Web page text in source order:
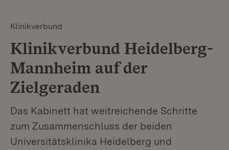
Klinikverbund
Klinikverbund Heidelberg-
Mannheim auf der
Zielgeraden
Das Kabinett hat weitreichende Schritte
zum Zusammenschluss der beiden
Universitätsklinika Heidelberg und